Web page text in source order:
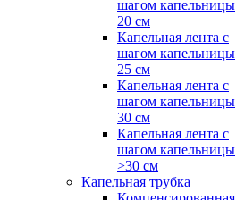
шагом капельницы
20 см
Капельная лента с
шагом капельницы
25 см
Капельная лента с
шагом капельницы
30 см
Капельная лента с
шагом капельницы
>30 см
Капельная трубка